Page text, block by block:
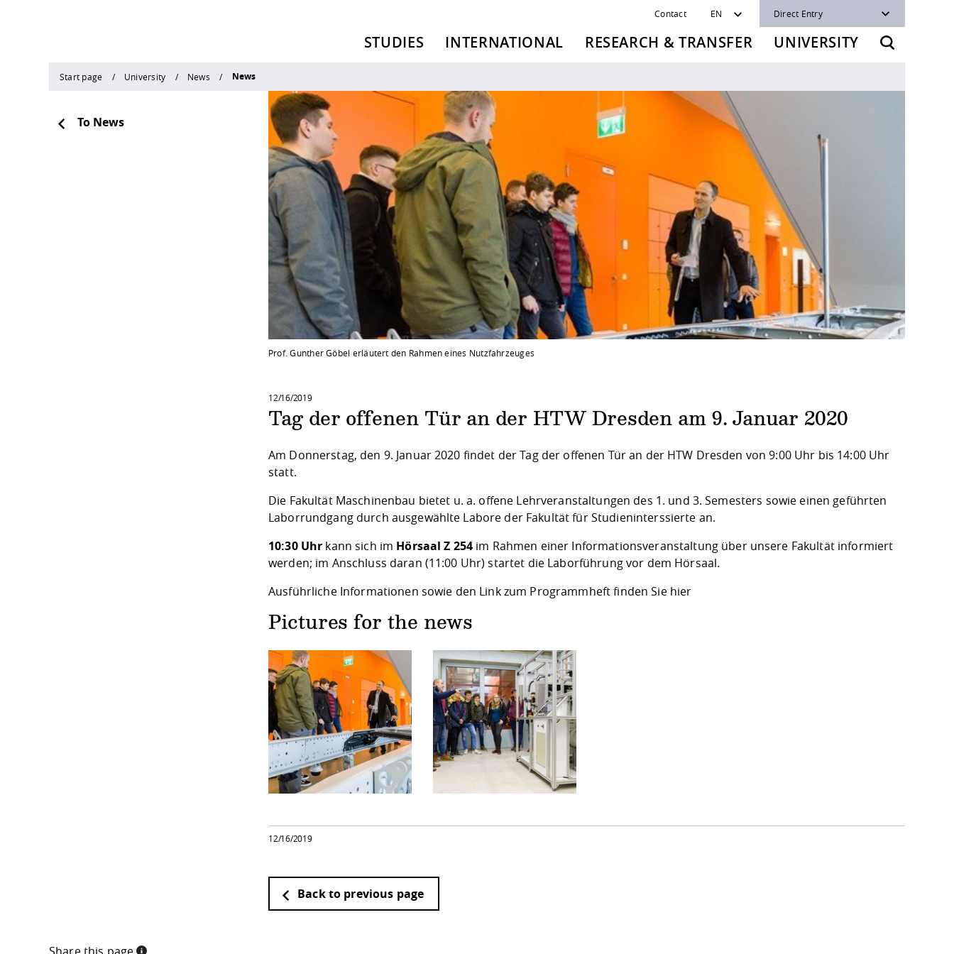
Contact EN Direct Entry
STUDIES INTERNATIONAL RESEARCH & TRANSFER UNIVERSITY
Start page University News News
To News
Prof. Gunther Göbel erläutert den Rahmen eines Nutzfahrzeuges
12/16/2019
Tag der offenen Tür an der HTW Dresden am 9. Januar 2020
Am Donnerstag, den 9. Januar 2020 findet der Tag der offenen Tür an der HTW Dresden von 9:00 Uhr bis 14:00 Uhr
statt.
Die Fakultät Maschinenbau bietet u. a. offene Lehrveranstaltungen des 1. und 3. Semesters sowie einen geführten
Laborrundgang durch ausgewählte Labore der Fakultät für Studieninterssierte an.
10:30 Uhr kann sich im Hörsaal Z 254 im Rahmen einer Informationsveranstaltung über unsere Fakultät informiert
werden; im Anschluss daran (11:00 Uhr) startet die Laborführung vor dem Hörsaal.
Ausführliche Informationen sowie den Link zum Programmheft finden Sie hier
Pictures for the news
12/16/2019
Back to previous page
Share this page